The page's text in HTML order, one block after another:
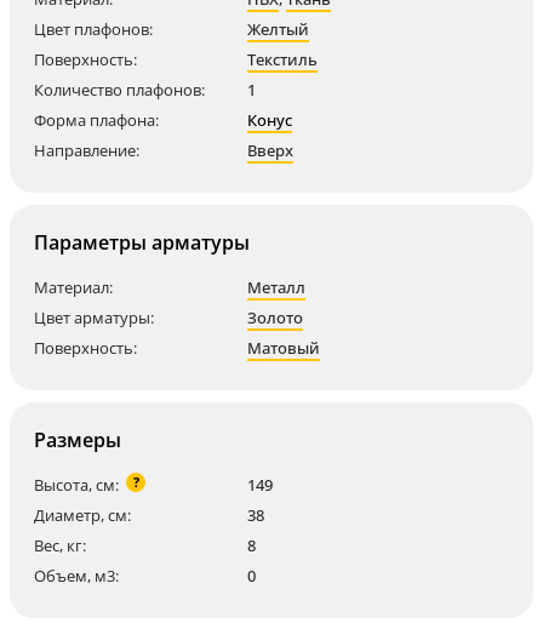
Цвет плафонов:
Желтый
Поверхность:
Текстиль
Количество плафонов:
1
Форма плафона:
Конус
Направление:
Вверх
Параметры арматуры
Материал:
Металл
Цвет арматуры:
Золото
Поверхность:
Матовый
Размеры
Высота, см: ?
149
Диаметр, см:
38
Вес, кг:
8
Объем, м3:
0